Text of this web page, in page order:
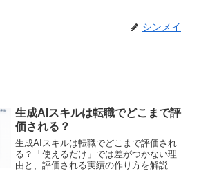
シンメイ
生成AIスキルは転職でどこまで評
価される？
生成AIスキルは転職でどこまで評価され
る？「使えるだけ」では差がつかない理
由と、評価される実績の作り方を解説。